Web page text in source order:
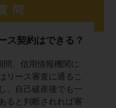
問
ス契約はできる？
、信用情報機関に
リース審査に通るこ
、自己破産後でも一
ると判断されれば審